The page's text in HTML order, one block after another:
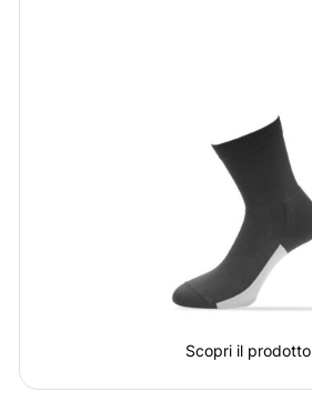
Scopri il prodotto